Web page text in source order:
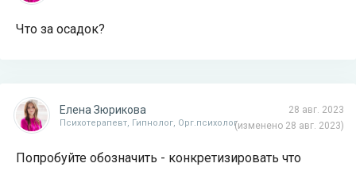
Что за осадок?
28 авг. 2023
(изменено 28 авг. 2023)
Елена Зюрикова
Психотерапевт, Гипнолог, Орг.психолог
Попробуйте обозначить - конкретизировать что